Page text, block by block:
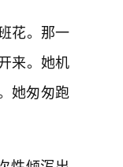
花。那一
来。她机
她匆匆跑